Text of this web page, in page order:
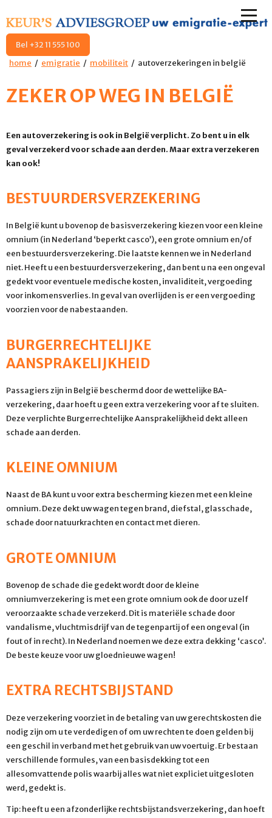
Bel +32 11 555 100
home
emigratie mobiliteit autoverzekeringen in belgië
ZEKER OP WEG IN BELGIË
Een autoverzekering is ook in België verplicht. Zo bent u in elk
geval verzekerd voor schade aan derden. Maar extra verzekeren
kan ook!
BESTUURDERSVERZEKERING
In België kunt u bovenop de basisverzekering kiezen voor een kleine
omnium (in Nederland ‘beperkt casco’), een grote omnium en/of
een bestuurdersverzekering. Die laatste kennen we in Nederland
niet. Heeft u een bestuurdersverzekering, dan bent u na een ongeval
gedekt voor eventuele medische kosten, invaliditeit, vergoeding
voor inkomensverlies. In geval van overlijden is er een vergoeding
voorzien voor de nabestaanden.
BURGERRECHTELIJKE
AANSPRAKELIJKHEID
Passagiers zijn in België beschermd door de wettelijke BA-
verzekering, daar hoeft u geen extra verzekering voor af te sluiten.
Deze verplichte Burgerrechtelijke Aansprakelijkheid dekt alleen
schade aan derden.
KLEINE OMNIUM
Naast de BA kunt u voor extra bescherming kiezen met een kleine
omnium. Deze dekt uw wagen tegen brand, diefstal, glasschade,
schade door natuurkrachten en contact met dieren.
GROTE OMNIUM
Bovenop de schade die gedekt wordt door de kleine
omniumverzekering is met een grote omnium ook de door uzelf
veroorzaakte schade verzekerd. Dit is materiële schade door
vandalisme, vluchtmisdrijf van de tegenpartij of een ongeval (in
fout of in recht). In Nederland noemen we deze extra dekking ‘casco’.
De beste keuze voor uw gloednieuwe wagen!
EXTRA RECHTSBIJSTAND
Deze verzekering voorziet in de betaling van uw gerechtskosten die
nodig zijn om u te verdedigen of om uw rechten te doen gelden bij
een geschil in verband met het gebruik van uw voertuig. Er bestaan
verschillende formules, van een basisdekking tot een
allesomvattende polis waarbij alles wat niet expliciet uitgesloten
werd, gedekt is.
Tip: heeft u een afzonderlijke rechtsbijstandsverzekering, dan hoeft